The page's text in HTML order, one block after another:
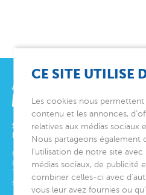
SIÈGE SOCIAL
ET DIRECTION GÉNÉRALE
6 avenue Édith Cavell
06000 Nice
Tél.
04 92 00 24 50
siege@montjoye.org
CE SITE UTILISE
Les cookies nous permettent
contenu et les annonces,
relatives aux médias sociaux
Nous partageons également
l’utilisation de notre site avec
médias sociaux, de publicité
combiner celles-ci avec
vous leur avez fournies ou